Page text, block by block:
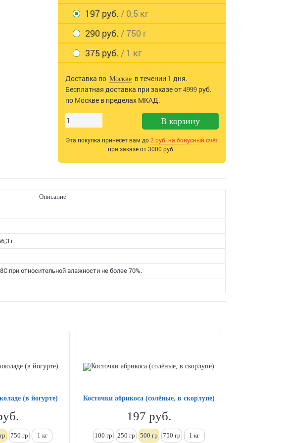
197 руб. / 0,5 кг
290 руб. / 750 г
375 руб. / 1 кг
Доставка по Москве в течении 1 дня.
Бесплатная доставка при заказе от 4999руб.
по Москве в пределах МКАД.
В корзину
Эта покупка принесет вам до2 руб. на бонусный счёт
при заказе от 3000 руб.
Описание
г.
при относительной влажности не более 70%.
(в йогурте)
750 гр 1 кг
Косточки абрикоса (солёные, в скорлупе)
197 руб.
100 гр 250 гр 500 гр 750 гр 1кг